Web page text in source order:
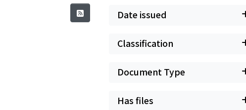
Date issued
Classification
Document Type
Has files